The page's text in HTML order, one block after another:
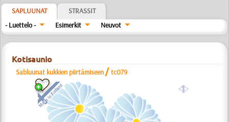
SAPLUUNAT
STRASSIT
- Luettelo -
Esimerkit Neuvot
Kotisaunio
Sabluunat kukkien piirtämiseen /tc079
a